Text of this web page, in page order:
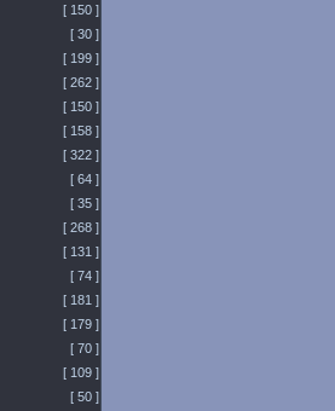
[ 150 ]
[ 30 ]
[ 199 ]
[ 262 ]
[ 150 ]
[ 158 ]
[ 322 ]
[ 64 ]
[ 35 ]
[ 268 ]
[ 131 ]
[ 74 ]
[ 181 ]
[ 179 ]
[ 70 ]
[ 109 ]
[ 50 ]